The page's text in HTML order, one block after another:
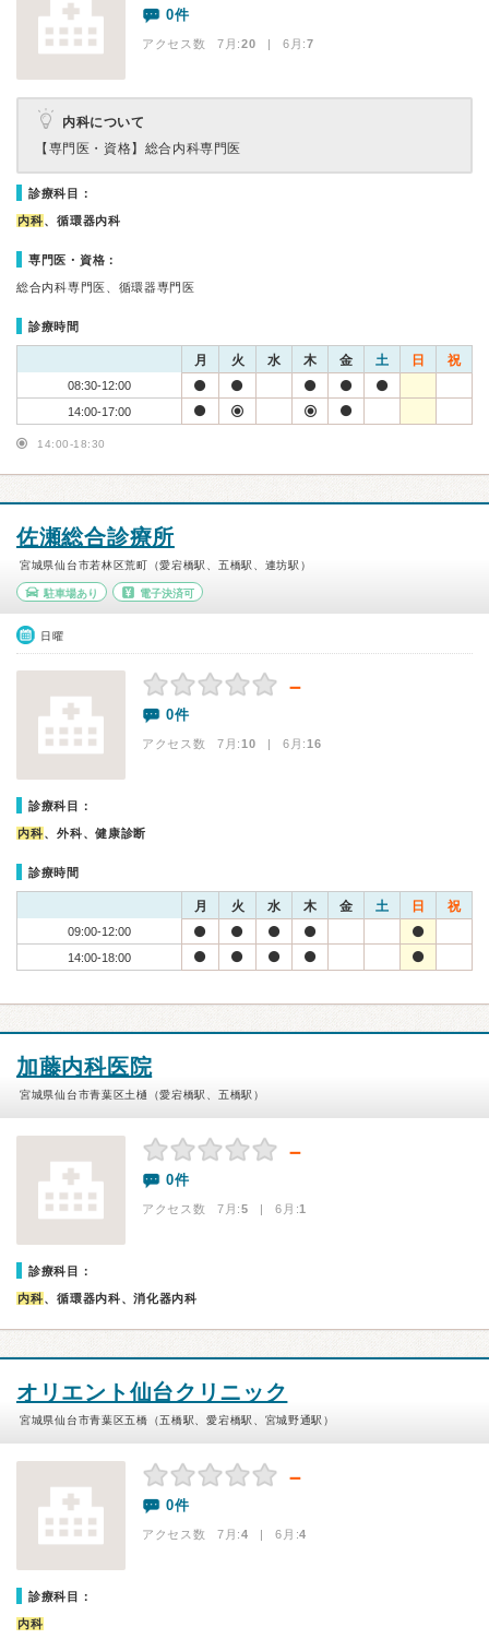
0件
アクセス数 7月:20 | 6月:7
内科について
【専門医・資格】 総合内科専門医
診療科目：
内科、循環器内科
専門医・資格：
総合内科専門医、循環器専門医
診療時間
月 火 水 木 金 土 日 祝
08:30-12:00
14:00-17:00
14:00-18:30
佐瀬総合診療所
宮城県仙台市若林区荒町（愛宕橋駅、五橋駅、連坊駅）
駐車場あり 電子決済可
日曜
－
0件
アクセス数 7月:10 | 6月:16
診療科目：
内科、外科、健康診断
診療時間
月 火 水 木 金 土 日 祝
09:00-12:00
14:00-18:00
加藤内科医院
宮城県仙台市青葉区土樋（愛宕橋駅、五橋駅）
－
0件
アクセス数 7月:5 | 6月:1
診療科目：
内科、循環器内科、消化器内科
オリエント仙台クリニック
宮城県仙台市青葉区五橋（五橋駅、愛宕橋駅、宮城野通駅）
－
0件
アクセス数 7月:4 | 6月:4
診療科目：
内科